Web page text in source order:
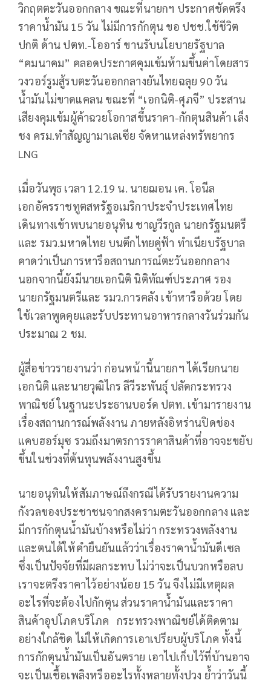
วิกฤตตะวันออกกลาง ขณะที่นายกฯ ประกาศชัดตรึง
ราคาน้ำมัน 15 วัน ไม่มีการกักตุน ขอ ปชช.ใช้ชีวิต
ปกติ ด้าน ปตท.-โออาร์ ขานรับนโยบายรัฐบาล
“คมนาคม” คลอดประกาศคุมเข้มห้ามขึ้นค่าโดยสาร
วงวอร์รูมสู้รบตะวันออกกลางยันไทยฉลุย 90 วัน
น้ำมันไม่ขาดแคลน ขณะที่ “เอกนิติ-ศุภจี” ประสาน
เสียงคุมเข้มผู้ค้าฉวยโอกาสขึ้นราคา-กักตุนสินค้า เล็ง
ชง ครม.ทำสัญญามาเลเซีย จัดหาแหล่งทรัพยากร
LNG
เมื่อวันพุธ เวลา 12.19 น. นายฌอน เค. โอนีล
เอกอัครราชทูตสหรัฐอเมริกาประจำประเทศไทย
เดินทางเข้าพบนายอนุทิน ชาญวีรกูล นายกรัฐมนตรี
และ รมว.มหาดไทย บนตึกไทยคู่ฟ้า ทำเนียบรัฐบาล
คาดว่าเป็นการหารือสถานการณ์ตะวันออกกลาง
นอกจากนี้ยังมีนายเอกนิติ นิติทัณฑ์ประภาศ รอง
นายกรัฐมนตรีและ รมว.การคลัง เข้าหารือด้วย โดย
ใช้เวลาพูดคุยและรับประทานอาหารกลางวันร่วมกัน
ประมาณ 2 ชม.
ผู้สื่อข่าวรายงานว่า ก่อนหน้านี้นายกฯ ได้เรียกนาย
เอกนิติ และนายวุฒิไกร ลีวีระพันธุ์ ปลัดกระทรวง
พาณิชย์ ในฐานะประธานบอร์ด ปตท. เข้ามารายงาน
เรื่องสถานการณ์พลังงาน ภายหลังอิหร่านปิดช่อง
แคบฮอร์มุซ รวมถึงมาตรการราคาสินค้าที่อาจจะขยับ
ขึ้นในช่วงที่ต้นทุนพลังงานสูงขึ้น
นายอนุทินให้สัมภาษณ์ถึงกรณีได้รับรายงานความ
กังวลของประชาชนจากสงครามตะวันออกกลาง และ
มีการกักตุนน้ำมันบ้างหรือไม่ว่า กระทรวงพลังงาน
และตนได้ให้คำยืนยันแล้วว่าเรื่องราคาน้ำมันดีเซล
ซึ่งเป็นปัจจัยที่มีผลกระทบ ไม่ว่าจะเป็นบวกหรือลบ
เราจะตรึงราคาไว้อย่างน้อย 15 วัน จึงไม่มีเหตุผล
อะไรที่จะต้องไปกักตุน ส่วนราคาน้ำมันและราคา
สินค้าอุปโภคบริโภค กระทรวงพาณิชย์ได้ติดตาม
อย่างใกล้ชิด ไม่ให้เกิดการเอาเปรียบผู้บริโภค ทั้งนี้
การกักตุนน้ำมันเป็นอันตราย เอาไปเก็บไว้ที่บ้านอาจ
จะเป็นเชื้อเพลิงหรืออะไรทั้งหลายทั้งปวง ย้ำว่าวันนี้